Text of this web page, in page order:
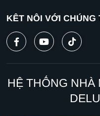
KẾT NỐI VỚI CHÚNG
HỆ THỐNG NHÀ